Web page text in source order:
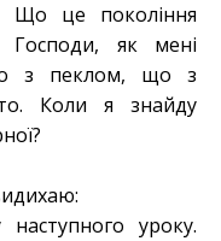
Що це покоління
Господи, як мені
з пеклом, що з
Коли я знайду
уроку.